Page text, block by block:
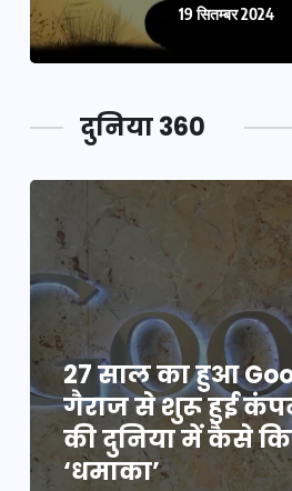
19 सितम्बर 2024
दुनिया 360
27 साल का हुआ
गैराज से शुरू हुई
की दुनिया में कैसे
‘धमाका’